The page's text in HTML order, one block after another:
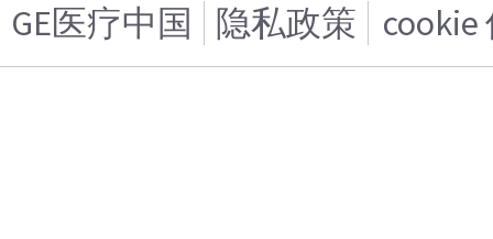
GE医疗中国 隐私政策 cookie